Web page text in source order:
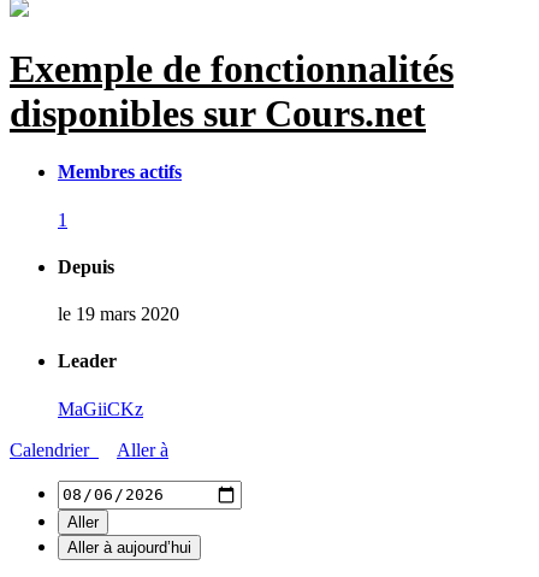
Exemple de fonctionnalités
disponibles sur Cours.net
Membres actifs
1
Depuis
le 19 mars 2020
Leader
MaGiiCKz
Calendrier
Aller à